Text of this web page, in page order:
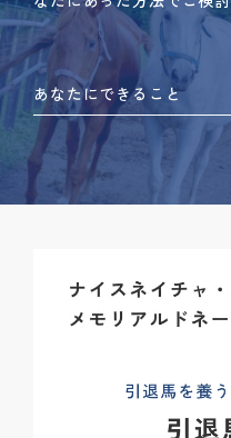
あなたにできること